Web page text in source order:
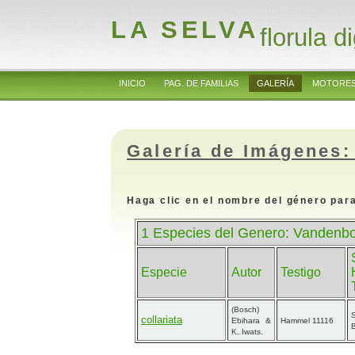
LA SELVAflorula
INICIO PAG. DE FAMILIAS GALERÍA
Galería de
Haga clic en el nombre del género
1 Especies del Genero:
Especie Autor Testigo
collariata
(Bosch)
Ebihara &
K. Iwats.
Hammel 11116